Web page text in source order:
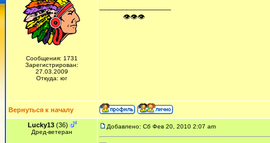
Сообщения: 1731
Зарегистрирован:
27.03.2009
Откуда: юг
ᅠ ᅠ ᅠ👁👁👁
Вернуться к началу
Lucky13(36)
Дред-ветеран
Добавлено: Сб Фев 20, 2010 2:07 am